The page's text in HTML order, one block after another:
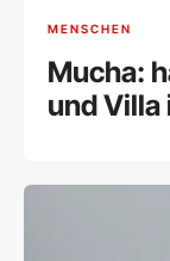
MENSCHEN
Mucha:
und Villa